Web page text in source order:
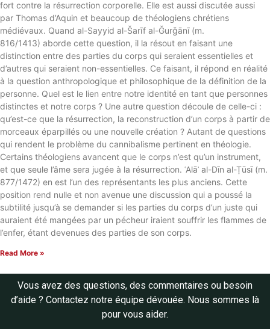
fort contre la résurrection corporelle. Elle est aussi discutée aussi
par Thomas d’Aquin et beaucoup de théologiens chrétiens
médiévaux. Quand al-Sayyid al-Šarīf al-Ǧurǧānī (m.
816/1413) aborde cette question, il la résout en faisant une
distinction entre des parties du corps qui seraient essentielles et
d’autres qui seraient non-essentielles. Ce faisant, il répond en réalité
à la question anthropologique et philosophique de la définition de la
personne. Quel est le lien entre notre identité en tant que personnes
distinctes et notre corps ? Une autre question découle de celle-ci :
qu’est-ce que la résurrection, la reconstruction d’un corps à partir de
morceaux éparpillés ou une nouvelle création ? Autant de questions
qui rendent le problème du cannibalisme pertinent en théologie.
Certains théologiens avancent que le corps n’est qu’un instrument,
et que seule l’âme sera jugée à la résurrection. ʿAlāʾ al-Dīn al-Ṭūsī (m.
877/1472) en est l’un des représentants les plus anciens. Cette
position rend nulle et non avenue une discussion qui a poussé la
subtilité jusqu’à se demander si les parties du corps d’un juste qui
auraient été mangées par un pécheur iraient souffrir les flammes de
l’enfer, étant devenues des parties de son corps.
Read More »
Vous avez des questions, des commentaires ou besoin
d’aide ? Contactez notre équipe dévouée. Nous sommes là
pour vous aider.